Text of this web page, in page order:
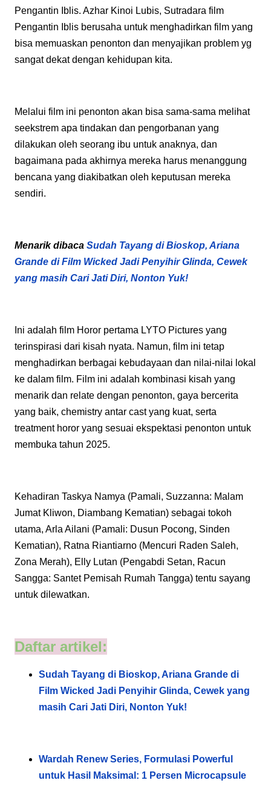
Pengantin Iblis. Azhar Kinoi Lubis, Sutradara film
Pengantin Iblis berusaha untuk menghadirkan film yang
bisa memuaskan penonton dan menyajikan problem yg
sangat dekat dengan kehidupan kita.
Melalui film ini penonton akan bisa sama-sama melihat
seekstrem apa tindakan dan pengorbanan yang
dilakukan oleh seorang ibu untuk anaknya, dan
bagaimana pada akhirnya mereka harus menanggung
bencana yang diakibatkan oleh keputusan mereka
sendiri.
Menarik dibaca Sudah Tayang di Bioskop, Ariana
Grande di Film Wicked Jadi Penyihir Glinda, Cewek
yang masih Cari Jati Diri, Nonton Yuk!
Ini adalah film Horor pertama LYTO Pictures yang
terinspirasi dari kisah nyata. Namun, film ini tetap
menghadirkan berbagai kebudayaan dan nilai-nilai lokal
ke dalam film. Film ini adalah kombinasi kisah yang
menarik dan relate dengan penonton, gaya bercerita
yang baik, chemistry antar cast yang kuat, serta
treatment horor yang sesuai ekspektasi penonton untuk
membuka tahun 2025.
Kehadiran Taskya Namya (Pamali, Suzzanna: Malam
Jumat Kliwon, Diambang Kematian) sebagai tokoh
utama, Arla Ailani (Pamali: Dusun Pocong, Sinden
Kematian), Ratna Riantiarno (Mencuri Raden Saleh,
Zona Merah), Elly Lutan (Pengabdi Setan, Racun
Sangga: Santet Pemisah Rumah Tangga) tentu sayang
untuk dilewatkan.
Daftar artikel:
Sudah Tayang di Bioskop, Ariana Grande di
Film Wicked Jadi Penyihir Glinda, Cewek yang
masih Cari Jati Diri, Nonton Yuk!
Wardah Renew Series, Formulasi Powerful
untuk Hasil Maksimal: 1 Persen Microcapsule